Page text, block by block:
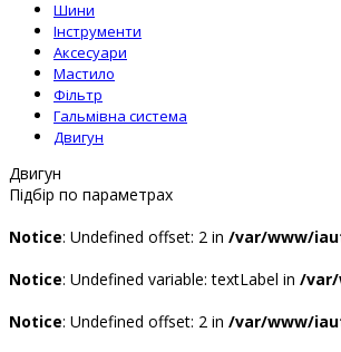
Шини
Інструменти
Аксесуари
Мастило
Фільтр
Гальмівна система
Двигун
Двигун
Підбір по параметрах
Notice: Undefined offset: 2 in /var/www/
Notice: Undefined variable: textLabel in /var/
Notice: Undefined offset: 2 in /var/www/